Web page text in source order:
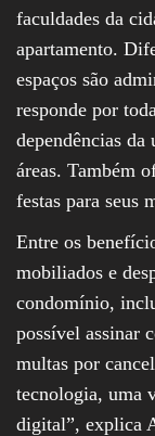
faculdades da
apartamento.
espaços são
responde por
dependências
áreas. Também
festas para seus
Entre os
mobiliados e
condomínio,
possível assinar
multas por
tecnologia, uma
digital”, explica